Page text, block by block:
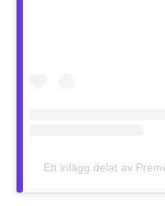
Ett inlägg delat av